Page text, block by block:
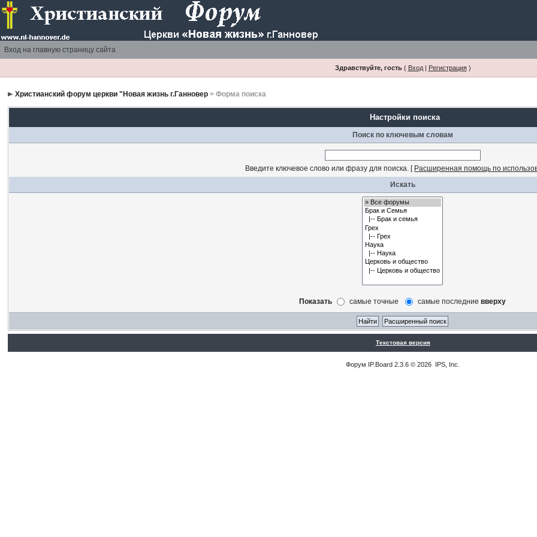
Вход на главную страницу сайта
Здравствуйте, гость( Вход| Регистрация)
Христианский форум церкви "Новая жизнь г.Ганновер > Форма поиска
Настройки поиска
Поиск по ключевым словам
Введите ключевое слово или фразу для поиска. [ Расширенная помощь по
Искать
Показать самые точные самые последниевверху
Текстовая версия
Форум IP.Board2.3.6 © 2026 IPS, Inc